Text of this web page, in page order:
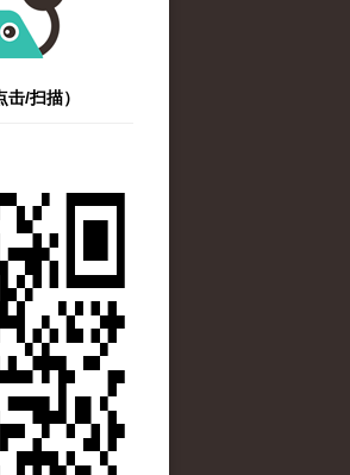
/扫描）